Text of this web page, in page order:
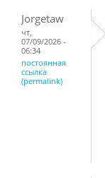
Jorgetaw
чт,
07/09/2026 -
06:34
постоянная
ссылка
(permalink)